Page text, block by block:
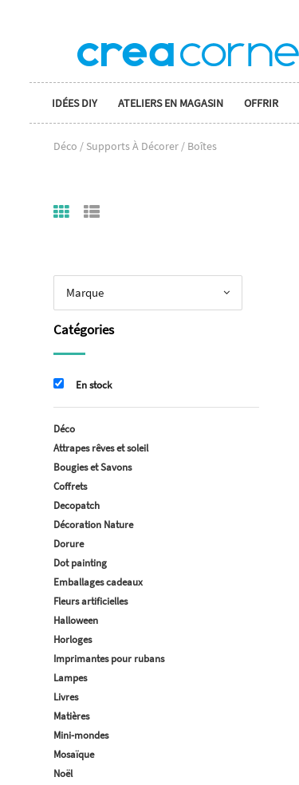
IDÉES DIY ATELIERS EN MAGASIN OFFRIR
Déco / Supports À Décorer / Boîtes
Marque
Catégories
En stock
Déco
Attrapes rêves et soleil
Bougies et Savons
Coffrets
Decopatch
Décoration Nature
Dorure
Dot painting
Emballages cadeaux
Fleurs artificielles
Halloween
Horloges
Imprimantes pour rubans
Lampes
Livres
Matières
Mini-mondes
Mosaïque
Noël